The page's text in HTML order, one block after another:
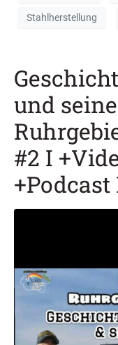
Stahlherstellung
und
#2 I
+Podcast